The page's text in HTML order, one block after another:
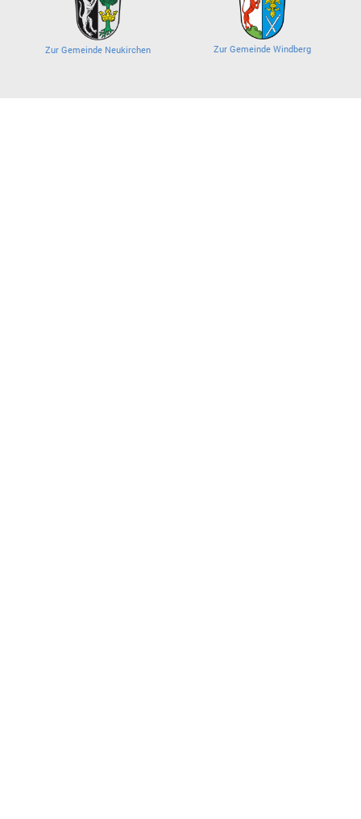
Zur Gemeinde Neukirchen Zur Gemeinde Windberg